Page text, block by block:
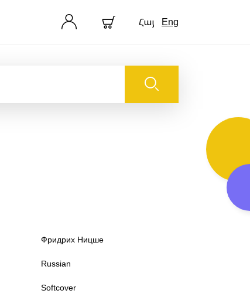
Հայ Eng
Фридрих Ницше
Russian
Softcover